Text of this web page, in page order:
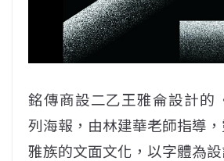
銘傳商設二乙王雅侖設計的
列海報，由林建華老師指導
雅族的文面文化，以字體為